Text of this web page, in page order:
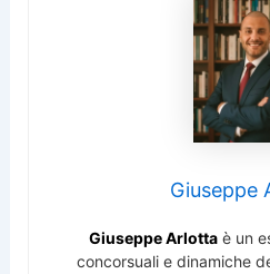
Giuseppe
Giuseppe Arlottaè un
concorsuali e dinamiche